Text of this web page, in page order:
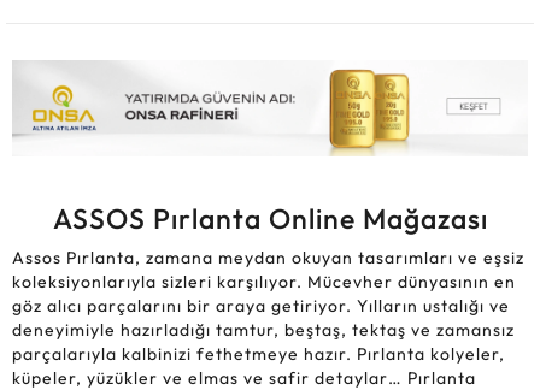
ASSOS Pırlanta Online Mağazası
Assos Pırlanta, zamana meydan okuyan tasarımları ve eşsiz
koleksiyonlarıyla sizleri karşılıyor. Mücevher dünyasının en
göz alıcı parçalarını bir araya getiriyor. Yılların ustalığı ve
deneyimiyle hazırladığı tamtur, beştaş, tektaş ve zamansız
parçalarıyla kalbinizi fethetmeye hazır. Pırlanta kolyeler,
küpeler, yüzükler ve elmas ve safir detaylar… Pırlanta